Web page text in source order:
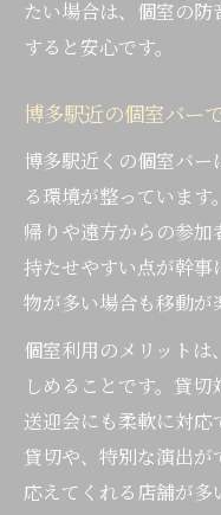
たい場合は、個室の
すると安心です。
博多駅近の個室バー
博多駅近くの個室バー
る環境が整っていま
帰りや遠方からの参
持たせやすい点が幹
物が多い場合も移動が
個室利用のメリット
しめることです。貸
送迎会にも柔軟に対
貸切や、特別な演出
応えてくれる店舗が多